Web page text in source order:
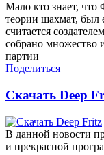
Мало кто знает,
теории шахмат,
считается
собрано множество
партии
Поделиться
Скачать Deep
В данной новости
и прекрасной